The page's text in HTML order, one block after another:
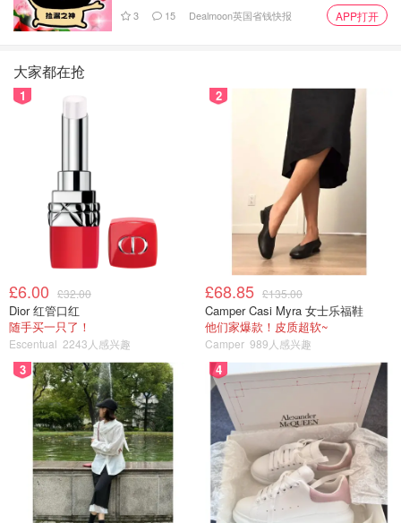
4⃣️ Alpro 榛子豆奶 29Kcal
榛子味道相当浓郁 ， 可能是太诚实了… 倒出来的时候我以
为我倒的是巧克力味道的… （颜色偏深）。 口感爽滑没毛
病但是刚开始闻生榛子味道太重（个人感觉） 有点不适
应，但好喝！！
3 15 Dealmoon英国省钱快报 APP打开
大家都在抢
1
£6.00 £32.00
Dior 红管口红
随手买一只了！
Escentual 2243人感兴趣
2
£68.85 £135.00
Camper Casi Myra 女士乐福鞋
他们家爆款！皮质超软~
Camper 989人感兴趣
3 4